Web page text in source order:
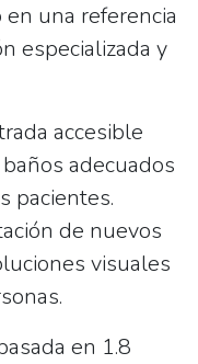
una referencia
especializada y
accesible
adecuados
pacientes.
de nuevos
visuales
en 1.8